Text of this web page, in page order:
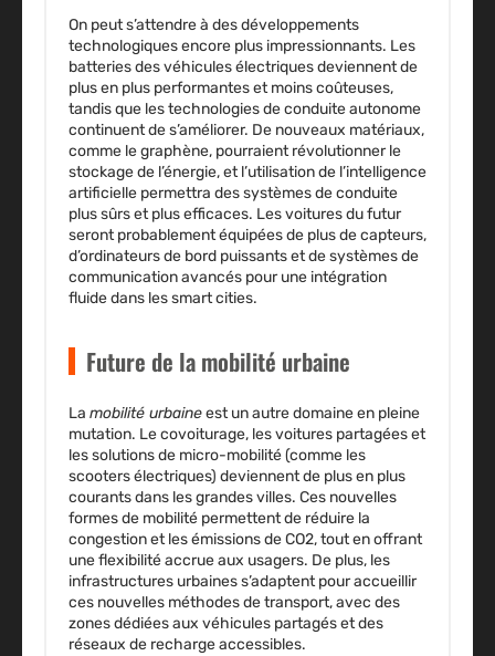
On peut s’attendre à desdéveloppements
technologiquesencore plus impressionnants. Les
batteries des véhicules électriques deviennent de
plus en plus performantes et moins coûteuses,
tandis que les technologies de conduite autonome
continuent de s’améliorer. De nouveaux matériaux,
comme le graphène, pourraient révolutionner le
stockage de l’énergie, et l’utilisation de l’intelligence
artificielle permettra des systèmes de conduite
plus sûrs et plus efficaces. Les voitures du futur
seront probablement équipées de plus de capteurs,
d’ordinateurs de bord puissants et de systèmes de
communication avancés pour une intégration
fluide dans les smart cities.
Future de la mobilité urbaine
La mobilité urbaineest un autre domaine en pleine
mutation. Le covoiturage, les voitures partagées et
les solutions de micro-mobilité (comme les
scooters électriques) deviennent de plus en plus
courants dans les grandes villes. Ces nouvelles
formes de mobilité permettent de réduire la
congestion et les émissions de CO2, tout en offrant
une flexibilité accrue aux usagers. De plus, les
infrastructures urbaines s’adaptent pour accueillir
ces nouvelles méthodes de transport, avec des
zones dédiées aux véhicules partagés et des
réseaux de recharge accessibles.